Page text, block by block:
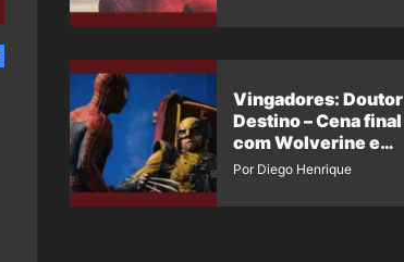
Vingadores: Doutor
Destino – Cena final
com Wolverine e
Homem-Aranha de
Por Diego Henrique